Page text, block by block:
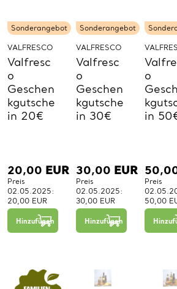
Sonderangebot
VALFRESCO
Valfresc
o
Geschen
kgutsche
in 20€
20,00 EUR
Preis
02.05.2025:
20,00 EUR
Hinzufügen 1 +
Sonderangebot
VALFRESCO
Valfresc
o
Geschen
kgutsche
in 30€
30,00 EUR
Preis
02.05.2025:
30,00 EUR
Hinzufügen 1 +
o
in
Preis
50,00